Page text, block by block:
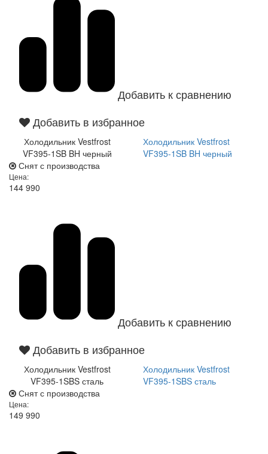
Добавить к сравнению
Добавить в избранное
Холодильник Vestfrost
VF395-1SB BH черный
Холодильник Vestfrost
VF395-1SB BH черный
Снят с производства
Цена:
144 990
Добавить к сравнению
Добавить в избранное
Холодильник Vestfrost
VF395-1SBS сталь
Холодильник Vestfrost
VF395-1SBS сталь
Снят с производства
Цена:
149 990